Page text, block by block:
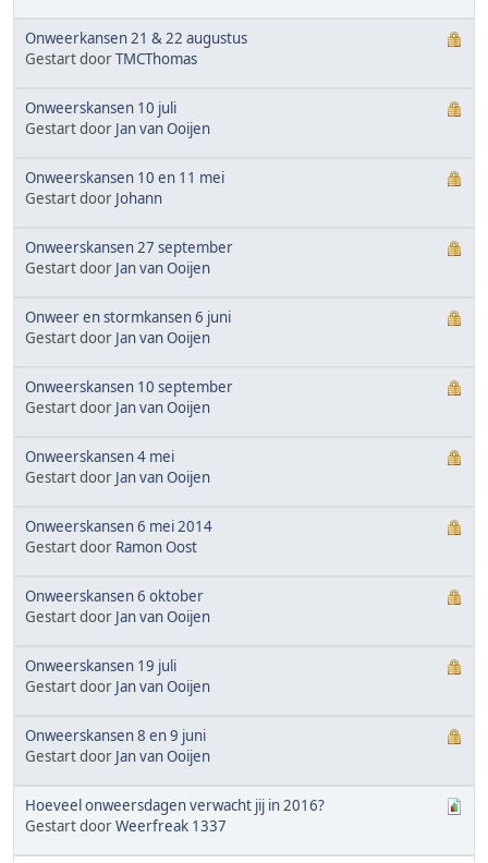
Onweerkansen 21 & 22 augustus
Gestart doorTMCThomas
Onweerskansen 10 juli
Gestart door Jan van Ooijen
Onweerskansen 10 en 11 mei
Gestart door Johann
Onweerskansen 27 september
Gestart door Jan van Ooijen
Onweer en stormkansen 6 juni
Gestart door Jan van Ooijen
Onweerskansen 10 september
Gestart door Jan van Ooijen
Onweerskansen 4 mei
Gestart door Jan van Ooijen
Onweerskansen 6 mei 2014
Gestart door Ramon Oost
Onweerskansen 6 oktober
Gestart door Jan van Ooijen
Onweerskansen 19 juli
Gestart door Jan van Ooijen
Onweerskansen 8 en 9 juni
Gestart door Jan van Ooijen
Hoeveel onweersdagen verwacht jij in 2016?
Gestart doorWeerfreak 1337